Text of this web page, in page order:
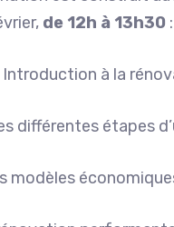
de 12h à 13h30 :
Introduction à la
différentes étapes
modèles